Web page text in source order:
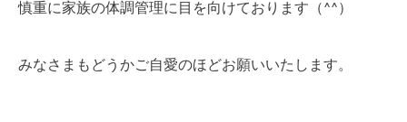
慎重に家族の体調管理に目を向けております（^^）
みなさまもどうかご自愛のほどお願いいたします。